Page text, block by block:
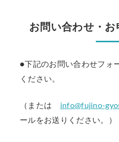
お問い合わせ・お
●下記のお問い合わせフォ
ください。
（または info@fujino-
ールをお送りください。）